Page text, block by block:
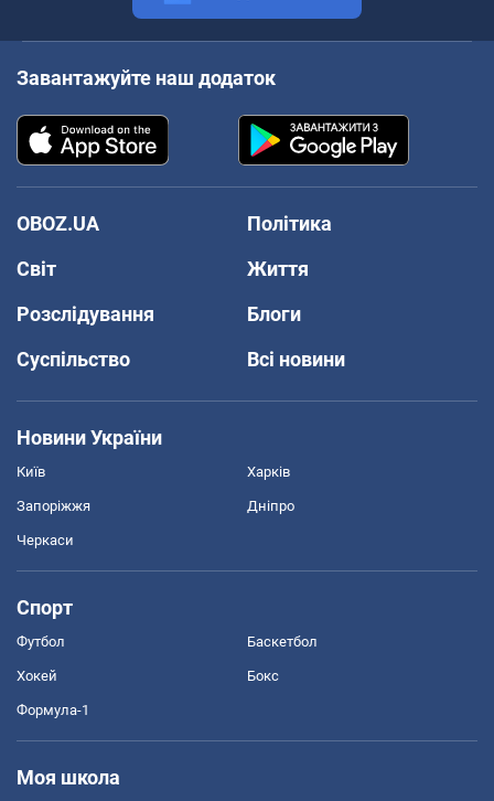
Завантажуйте наш додаток
OBOZ.UA
Політика
Світ
Життя
Розслідування
Блоги
Суспільство
Всі новини
Новини України
Київ Харків
Запоріжжя Дніпро
Черкаси
Спорт
Футбол Баскетбол
Хокей Бокс
Формула-1
Моя школа